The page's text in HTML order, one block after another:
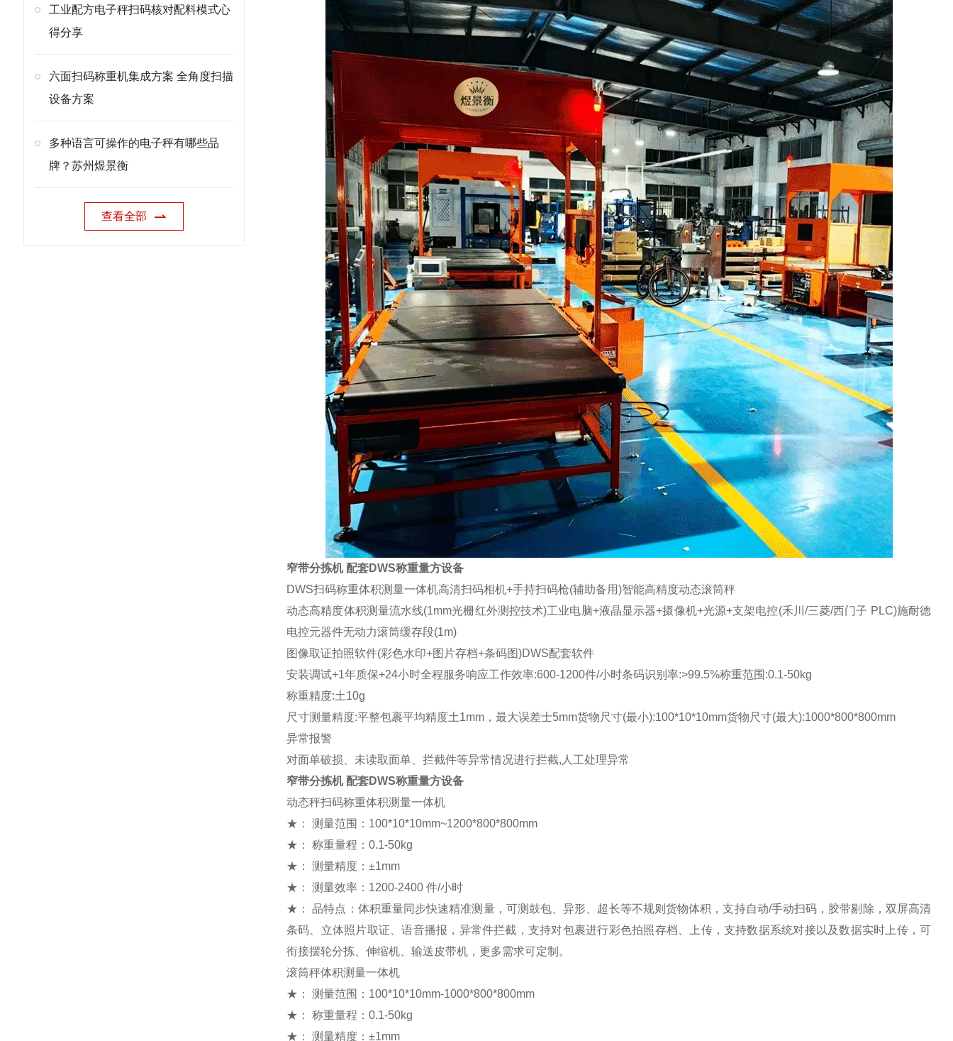
工业配方电子秤扫码核对配料模式心
得分享
六面扫码称重机集成方案 全角度扫描
设备方案
多种语言可操作的电子秤有哪些品
牌？苏州煜景衡
查看全部
窄带分拣机 配套DWS称重量方设备
DWS扫码称重体积测量一体机高清扫码相机+手持扫码枪(辅助备用)智能高精度动态滚筒秤
动态高精度体积测量流水线(1mm光栅红外测控技术)工业电脑+液晶显示器+摄像机+光源+支架电控(禾川/三菱/西门子 PLC)施耐德
电控元器件无动力滚筒缓存段(1m)
图像取证拍照软件(彩色水印+图片存档+条码图)DWS配套软件
安装调试+1年质保+24小时全程服务响应工作效率:600-1200件/小时条码识别率:>99.5%称重范围:0.1-50kg
称重精度:土10g
尺寸测量精度:平整包裹平均精度土1mm，最大误差士5mm货物尺寸(最小):100*10*10mm货物尺寸(最大):1000*800*800mm
异常报警
对面单破损、未读取面单、拦截件等异常情况进行拦截,人工处理异常
窄带分拣机 配套DWS称重量方设备
动态秤扫码称重体积测量一体机
★： 测量范围：100*10*10mm~1200*800*800mm
★： 称重量程：0.1-50kg
★： 测量精度：±1mm
★： 测量效率：1200-2400 件/小时
★： 品特点：体积重量同步快速精准测量，可测鼓包、异形、超长等不规则货物体积，支持自动/手动扫码，胶带剔除，双屏高清
条码、立体照片取证、语音播报，异常件拦截，支持对包裹进行彩色拍照存档、上传，支持数据系统对接以及数据实时上传，可
衔接摆轮分拣、伸缩机、输送皮带机，更多需求可定制。
滚筒秤体积测量一体机
★： 测量范围：100*10*10mm-1000*800*800mm
★： 称重量程：0.1-50kg
★： 测量精度：±1mm